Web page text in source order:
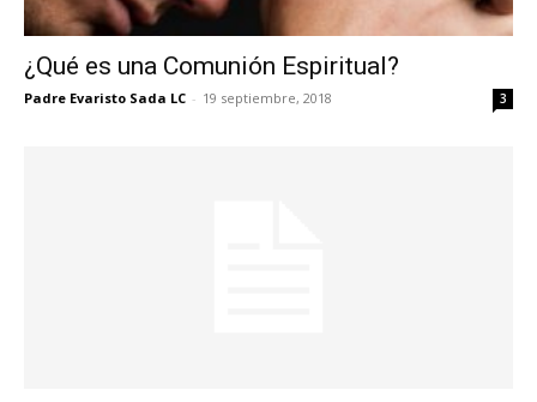
¿Qué es una Comunión Espiritual?
Padre Evaristo Sada LC - 19 septiembre, 2018 3